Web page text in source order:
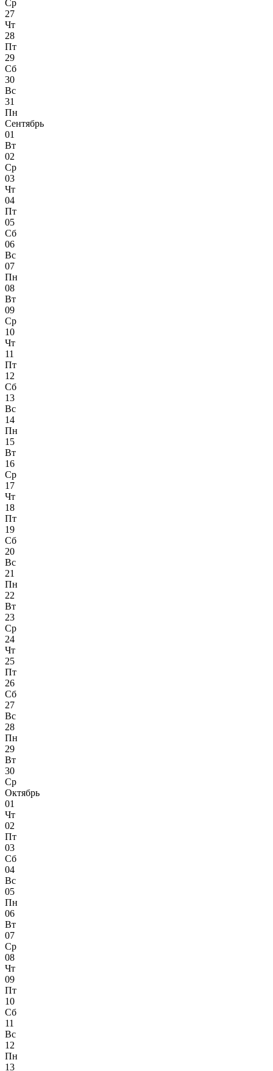
Ср
27
Чт
28
Пт
29
Сб
30
Вс
31
Пн
Сентябрь
01
Вт
02
Ср
03
Чт
04
Пт
05
Сб
06
Вс
07
Пн
08
Вт
09
Ср
10
Чт
11
Пт
12
Сб
13
Вс
14
Пн
15
Вт
16
Ср
17
Чт
18
Пт
19
Сб
20
Вс
21
Пн
22
Вт
23
Ср
24
Чт
25
Пт
26
Сб
27
Вс
28
Пн
29
Вт
30
Ср
Октябрь
01
Чт
02
Пт
03
Сб
04
Вс
05
Пн
06
Вт
07
Ср
08
Чт
09
Пт
10
Сб
11
Вс
12
Пн
13